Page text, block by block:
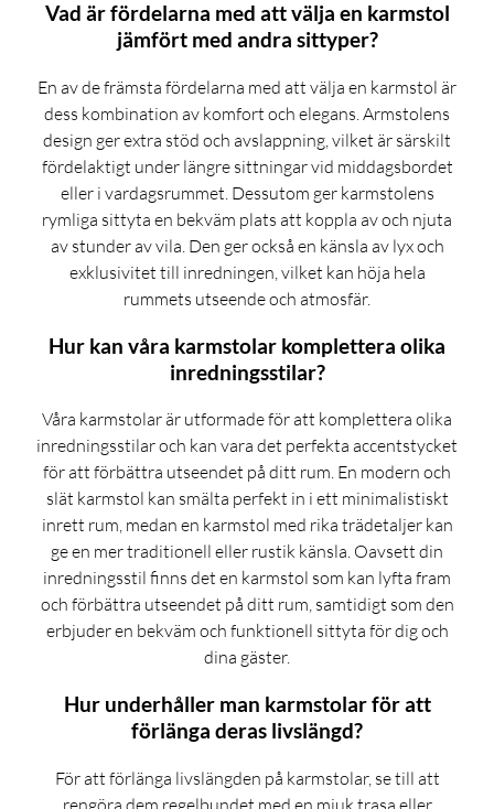
Vad är fördelarna med att välja en karmstol
jämfört med andra sittyper?
En av de främsta fördelarna med att välja en karmstol är
dess kombination av komfort och elegans. Armstolens
design ger extra stöd och avslappning, vilket är särskilt
fördelaktigt under längre sittningar vid middagsbordet
eller i vardagsrummet. Dessutom ger karmstolens
rymliga sittyta en bekväm plats att koppla av och njuta
av stunder av vila. Den ger också en känsla av lyx och
exklusivitet till inredningen, vilket kan höja hela
rummets utseende och atmosfär.
Hur kan våra karmstolar komplettera olika
inredningsstilar?
Våra karmstolar är utformade för att komplettera olika
inredningsstilar och kan vara det perfekta accentstycket
för att förbättra utseendet på ditt rum. En modern och
slät karmstol kan smälta perfekt in i ett minimalistiskt
inrett rum, medan en karmstol med rika trädetaljer kan
ge en mer traditionell eller rustik känsla. Oavsett din
inredningsstil finns det en karmstol som kan lyfta fram
och förbättra utseendet på ditt rum, samtidigt som den
erbjuder en bekväm och funktionell sittyta för dig och
dina gäster.
Hur underhåller man karmstolar för att
förlänga deras livslängd?
För att förlänga livslängden på karmstolar, se till att
rengöra dem regelbundet med en mjuk trasa eller